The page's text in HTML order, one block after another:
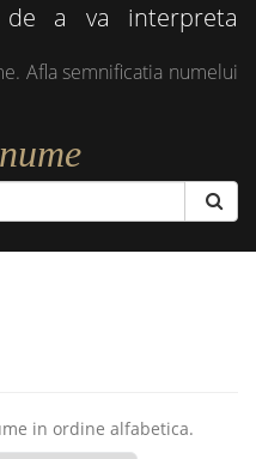
a va interpreta
Afla semnificatia numelui
in ordine alfabetica.